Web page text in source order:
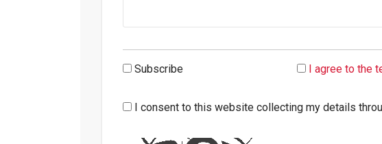
Subscribe I agree to the
I consent to this website collecting my details